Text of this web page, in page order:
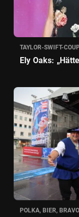
TAYLOR-SWIFT-
Ely Oaks:
POLKA, BIER,